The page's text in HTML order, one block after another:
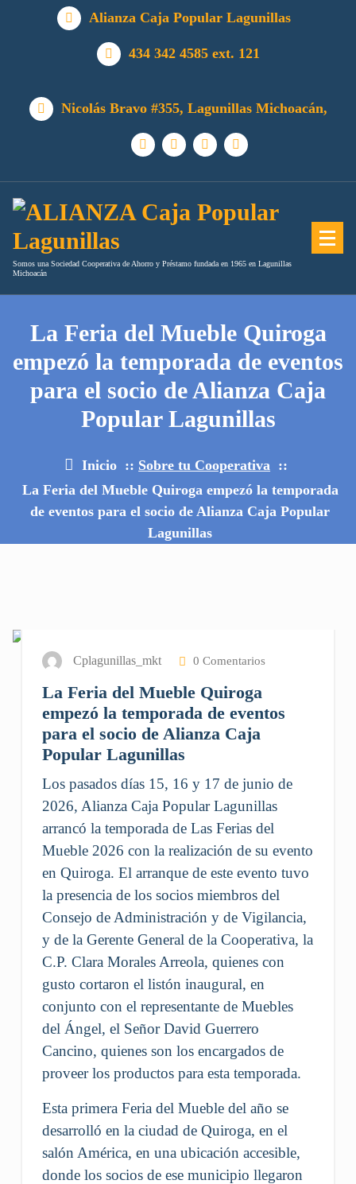
Alianza Caja Popular Lagunillas
434 342 4585 ext. 121
Nicolás Bravo #355, Lagunillas Michoacán,
Somos una Sociedad Cooperativa de Ahorro y Préstamo fundada en 1965 en Lagunillas
Michoacán
La Feria del Mueble Quiroga
empezó la temporada de eventos
para el socio de Alianza Caja
Popular Lagunillas
Inicio :: Sobre tu Cooperativa ::
La Feria del Mueble Quiroga empezó la temporada
de eventos para el socio de Alianza Caja Popular
Lagunillas
Cplagunillas_mkt 0 Comentarios
La Feria del Mueble Quiroga
empezó la temporada de eventos
para el socio de Alianza Caja
Popular Lagunillas
Los pasados días 15, 16 y 17 de junio de
2026, Alianza Caja Popular Lagunillas
arrancó la temporada de Las Ferias del
Mueble 2026 con la realización de su evento
en Quiroga. El arranque de este evento tuvo
la presencia de los socios miembros del
Consejo de Administración y de Vigilancia,
y de la Gerente General de la Cooperativa, la
C.P. Clara Morales Arreola, quienes con
gusto cortaron el listón inaugural, en
conjunto con el representante de Muebles
del Ángel, el Señor David Guerrero
Cancino, quienes son los encargados de
proveer los productos para esta temporada.
Esta primera Feria del Mueble del año se
desarrolló en la ciudad de Quiroga, en el
salón América, en una ubicación accesible,
donde los socios de ese municipio llegaron